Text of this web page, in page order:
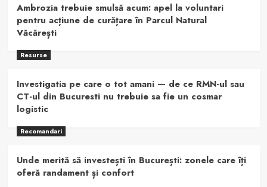
Ambrozia trebuie smulsă acum: apel la voluntari
pentru acțiune de curățare în Parcul Natural
Văcărești
Resurse
Investigatia pe care o tot amani — de ce RMN-ul sau
CT-ul din Bucuresti nu trebuie sa fie un cosmar
logistic
Recomandari
Unde merită să investești în București: zonele care îți
oferă randament și confort